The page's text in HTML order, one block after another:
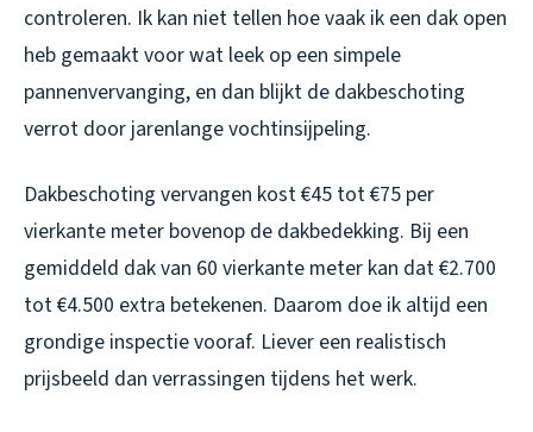
controleren. Ik kan niet tellen hoe vaak ik een dak open
heb gemaakt voor wat leek op een simpele
pannenvervanging, en dan blijkt de dakbeschoting
verrot door jarenlange vochtinsijpeling.
Dakbeschoting vervangen kost €45 tot €75 per
vierkante meter bovenop de dakbedekking. Bij een
gemiddeld dak van 60 vierkante meter kan dat €2.700
tot €4.500 extra betekenen. Daarom doe ik altijd een
grondige inspectie vooraf. Liever een realistisch
prijsbeeld dan verrassingen tijdens het werk.